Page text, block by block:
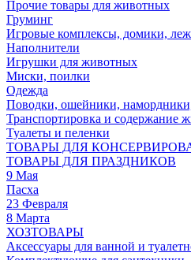
Прочие товары для животных
Груминг
Игровые комплексы, домики,
Наполнители
Игрушки для животных
Миски, поилки
Одежда
Поводки, ошейники,
Транспортировка и содержание
Туалеты и пеленки
ТОВАРЫ ДЛЯ
ТОВАРЫ ДЛЯ ПРАЗДНИКОВ
9 Мая
Пасха
23 Февраля
8 Марта
ХОЗТОВАРЫ
Аксессуары для ванной и